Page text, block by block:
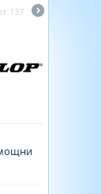
137